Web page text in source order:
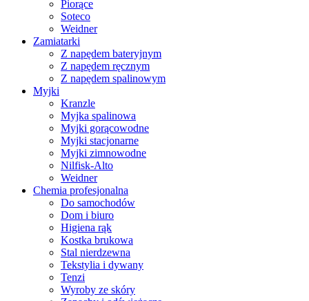
Piorące
Soteco
Weidner
Zamiatarki
Z napędem bateryjnym
Z napędem ręcznym
Z napędem spalinowym
Myjki
Kranzle
Myjka spalinowa
Myjki gorącowodne
Myjki stacjonarne
Myjki zimnowodne
Nilfisk-Alto
Weidner
Chemia profesjonalna
Do samochodów
Dom i biuro
Higiena rąk
Kostka brukowa
Stal nierdzewna
Tekstylia i dywany
Tenzi
Wyroby ze skóry